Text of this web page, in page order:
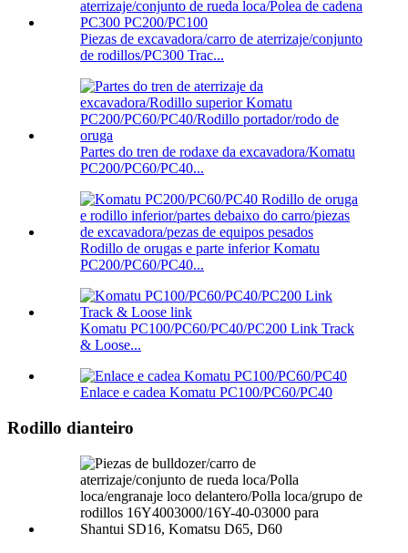
Piezas de excavadora/carro de aterrizaje/conjunto
de rodillos/PC300 Trac...
Partes do tren de rodaxe da excavadora/Komatu
PC200/PC60/PC40...
Rodillo de orugas e parte inferior Komatu
PC200/PC60/PC40...
Komatu PC100/PC60/PC40/PC200 Link Track
& Loose...
Enlace e cadea Komatu PC100/PC60/PC40
Rodillo dianteiro